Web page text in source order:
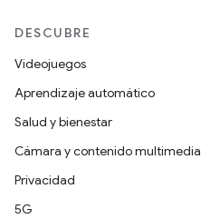
DESCUBRE
Videojuegos
Aprendizaje automático
Salud y bienestar
Cámara y contenido multimedia
Privacidad
5G